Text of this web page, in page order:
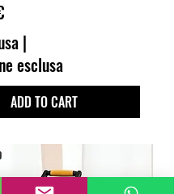
|
esclusa
ADD TO CART